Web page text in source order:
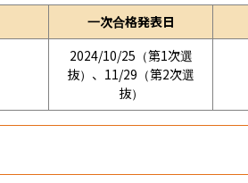
一次合格発表日
2024/10/25（第1次選
抜）、11/29（第2次選
抜）